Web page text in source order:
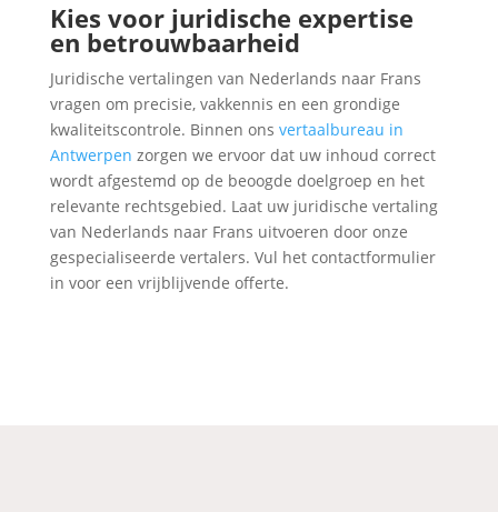
Kies voor juridische expertise
en betrouwbaarheid
Juridische vertalingen van Nederlands naar Frans
vragen om precisie, vakkennis en een grondige
kwaliteitscontrole. Binnen ons vertaalbureau in
Antwerpen zorgen we ervoor dat uw inhoud correct
wordt afgestemd op de beoogde doelgroep en het
relevante rechtsgebied. Laat uw juridische vertaling
van Nederlands naar Frans uitvoeren door onze
gespecialiseerde vertalers. Vul het contactformulier
in voor een vrijblijvende offerte.